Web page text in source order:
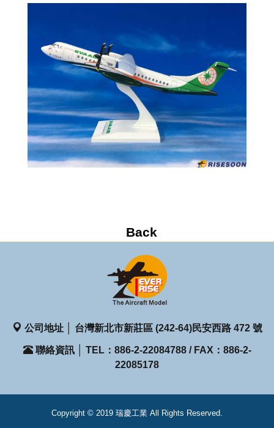
公司地址 │ 台灣新北市新莊區 (242-64)民安西路 472 號
聯絡資訊 │ TEL：886-2-22084788 / FAX：886-2-
22085178
Copyright © 2019 瑞慶工業 All Rights Reserved.